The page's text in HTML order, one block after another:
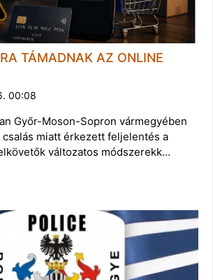
TÁMADNAK AZ ONLINE
00:08
Győr-Moson-Sopron vármegyében
miatt érkezett feljelentés a
változatos módszerekk…